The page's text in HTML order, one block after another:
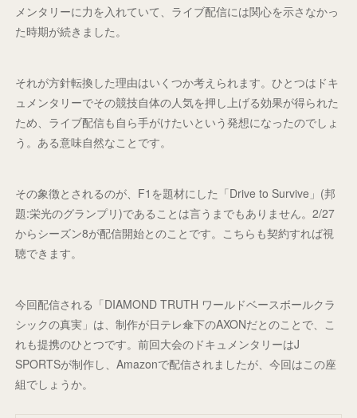
メンタリーに力を入れていて、ライブ配信には関心を示さなかっ
た時期が続きました。
それが方針転換した理由はいくつか考えられます。ひとつはドキ
ュメンタリーでその競技自体の人気を押し上げる効果が得られた
ため、ライブ配信も自ら手がけたいという発想になったのでしょ
う。ある意味自然なことです。
その象徴とされるのが、F1を題材にした「Drive to Survive」(邦
題:栄光のグランプリ)であることは言うまでもありません。2/27
からシーズン8が配信開始とのことです。こちらも契約すれば視
聴できます。
今回配信される「DIAMOND TRUTH ワールドベースボールクラ
シックの真実」は、制作が日テレ傘下のAXONだとのことで、こ
れも提携のひとつです。前回大会のドキュメンタリーはJ
SPORTSが制作し、Amazonで配信されましたが、今回はこの座
組でしょうか。